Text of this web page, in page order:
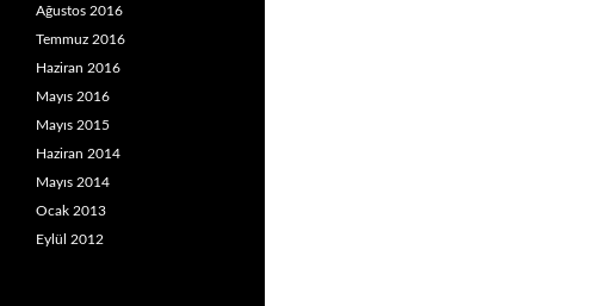
Ağustos 2016
Temmuz 2016
Haziran 2016
Mayıs 2016
Mayıs 2015
Haziran 2014
Mayıs 2014
Ocak 2013
Eylül 2012